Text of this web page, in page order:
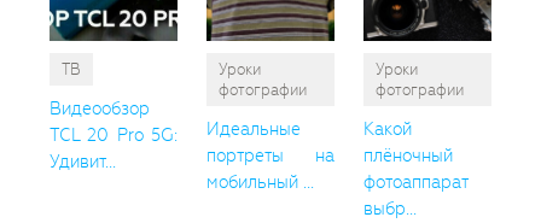
ТВ
Видеообзор
TCL 20 Pro 5G:
Удивит...
Уроки
фотографии
Идеальные
портреты на
мобильный ...
Уроки
фотографии
Какой
плёночный
фотоаппарат
выбр...